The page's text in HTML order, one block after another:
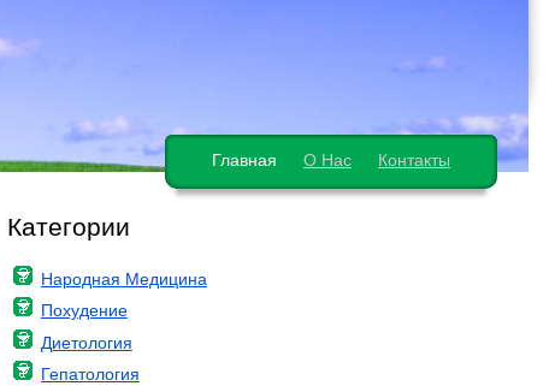
Главная О Нас Контакты
Категории
Народная Медицина
Похудение
Диетология
Гепатология